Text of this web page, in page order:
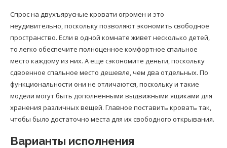
Спрос на двухъярусные кровати огромен и это
неудивительно, поскольку позволяют экономить свободное
пространство. Если в одной комнате живет несколько детей,
то легко обеспечите полноценное комфортное спальное
место каждому из них. А еще сэкономите деньги, поскольку
сдвоенное спальное место дешевле, чем два отдельных. По
функциональности они не отличаются, поскольку и такие
модели могут быть дополненными выдвижными ящиками для
хранения различных вещей. Главное поставить кровать так,
чтобы было достаточно места для их свободного открывания.
Варианты исполнения